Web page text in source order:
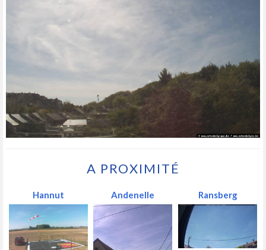
A PROXIMITÉ
Hannut Andenelle Ransberg